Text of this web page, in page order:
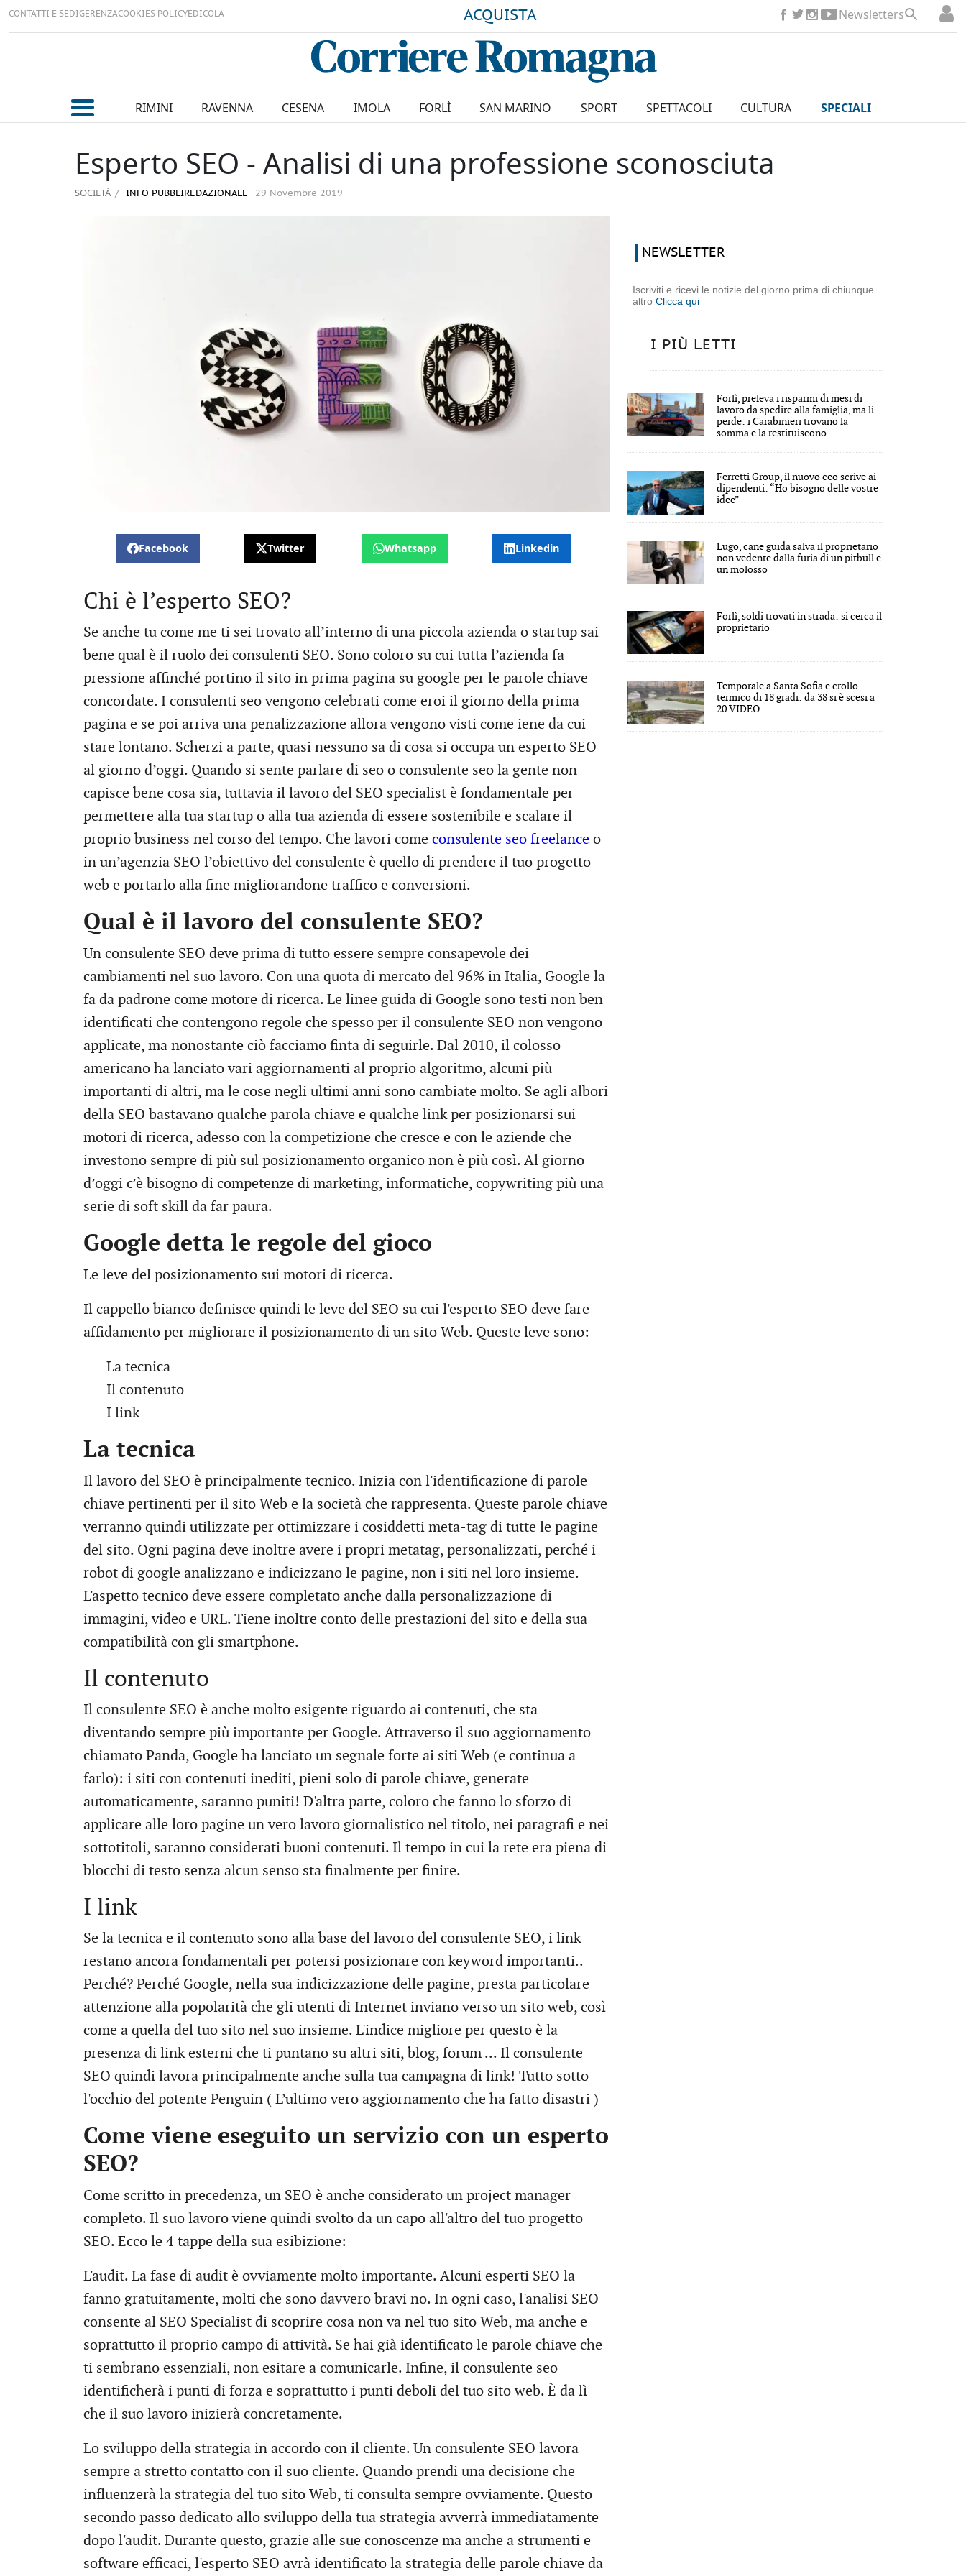
CONTATTI E SEDIGERENZACOOKIES POLICYEDICOLA ACQUISTA Newsletters
RIMINI RAVENNA CESENA IMOLA FORLÌ SAN MARINO SPORT SPETTACOLI CULTURA SPECIALI
Esperto SEO - Analisi di una professione sconosciuta
SOCIETÀ INFO PUBBLIREDAZIONALE 29 Novembre 2019
Facebook Twitter Whatsapp Linkedin
Chi è l’esperto SEO?
Se anche tu come me ti sei trovato all’interno di una piccola azienda o startup sai
bene qual è il ruolo dei consulenti SEO. Sono coloro su cui tutta l’azienda fa
pressione affinché portino il sito in prima pagina su google per le parole chiave
concordate. I consulenti seo vengono celebrati come eroi il giorno della prima
pagina e se poi arriva una penalizzazione allora vengono visti come iene da cui
stare lontano. Scherzi a parte, quasi nessuno sa di cosa si occupa un esperto SEO
al giorno d’oggi. Quando si sente parlare di seo o consulente seo la gente non
capisce bene cosa sia, tuttavia il lavoro del SEO specialist è fondamentale per
permettere alla tua startup o alla tua azienda di essere sostenibile e scalare il
proprio business nel corso del tempo. Che lavori come consulente seo freelance o
in un’agenzia SEO l’obiettivo del consulente è quello di prendere il tuo progetto
web e portarlo alla fine migliorandone traffico e conversioni.
Qual è il lavoro del consulente SEO?
Un consulente SEO deve prima di tutto essere sempre consapevole dei
cambiamenti nel suo lavoro. Con una quota di mercato del 96% in Italia, Google la
fa da padrone come motore di ricerca. Le linee guida di Google sono testi non ben
identificati che contengono regole che spesso per il consulente SEO non vengono
applicate, ma nonostante ciò facciamo finta di seguirle. Dal 2010, il colosso
americano ha lanciato vari aggiornamenti al proprio algoritmo, alcuni più
importanti di altri, ma le cose negli ultimi anni sono cambiate molto. Se agli albori
della SEO bastavano qualche parola chiave e qualche link per posizionarsi sui
motori di ricerca, adesso con la competizione che cresce e con le aziende che
investono sempre di più sul posizionamento organico non è più così. Al giorno
d’oggi c’è bisogno di competenze di marketing, informatiche, copywriting più una
serie di soft skill da far paura.
Google detta le regole del gioco
Le leve del posizionamento sui motori di ricerca.
Il cappello bianco definisce quindi le leve del SEO su cui l'esperto SEO deve fare
affidamento per migliorare il posizionamento di un sito Web. Queste leve sono:
La tecnica
Il contenuto
I link
La tecnica
Il lavoro del SEO è principalmente tecnico. Inizia con l'identificazione di parole
chiave pertinenti per il sito Web e la società che rappresenta. Queste parole chiave
verranno quindi utilizzate per ottimizzare i cosiddetti meta-tag di tutte le pagine
del sito. Ogni pagina deve inoltre avere i propri metatag, personalizzati, perché i
robot di google analizzano e indicizzano le pagine, non i siti nel loro insieme.
L'aspetto tecnico deve essere completato anche dalla personalizzazione di
immagini, video e URL. Tiene inoltre conto delle prestazioni del sito e della sua
compatibilità con gli smartphone.
Il contenuto
Il consulente SEO è anche molto esigente riguardo ai contenuti, che sta
diventando sempre più importante per Google. Attraverso il suo aggiornamento
chiamato Panda, Google ha lanciato un segnale forte ai siti Web (e continua a
farlo): i siti con contenuti inediti, pieni solo di parole chiave, generate
automaticamente, saranno puniti! D'altra parte, coloro che fanno lo sforzo di
applicare alle loro pagine un vero lavoro giornalistico nel titolo, nei paragrafi e nei
sottotitoli, saranno considerati buoni contenuti. Il tempo in cui la rete era piena di
blocchi di testo senza alcun senso sta finalmente per finire.
I link
Se la tecnica e il contenuto sono alla base del lavoro del consulente SEO, i link
restano ancora fondamentali per potersi posizionare con keyword importanti..
Perché? Perché Google, nella sua indicizzazione delle pagine, presta particolare
attenzione alla popolarità che gli utenti di Internet inviano verso un sito web, così
come a quella del tuo sito nel suo insieme. L'indice migliore per questo è la
presenza di link esterni che ti puntano su altri siti, blog, forum ... Il consulente
SEO quindi lavora principalmente anche sulla tua campagna di link! Tutto sotto
l'occhio del potente Penguin ( L’ultimo vero aggiornamento che ha fatto disastri )
Come viene eseguito un servizio con un esperto
SEO?
Come scritto in precedenza, un SEO è anche considerato un project manager
completo. Il suo lavoro viene quindi svolto da un capo all'altro del tuo progetto
SEO. Ecco le 4 tappe della sua esibizione:
L'audit. La fase di audit è ovviamente molto importante. Alcuni esperti SEO la
fanno gratuitamente, molti che sono davvero bravi no. In ogni caso, l'analisi SEO
consente al SEO Specialist di scoprire cosa non va nel tuo sito Web, ma anche e
soprattutto il proprio campo di attività. Se hai già identificato le parole chiave che
ti sembrano essenziali, non esitare a comunicarle. Infine, il consulente seo
identificherà i punti di forza e soprattutto i punti deboli del tuo sito web. È da lì
che il suo lavoro inizierà concretamente.
Lo sviluppo della strategia in accordo con il cliente. Un consulente SEO lavora
sempre a stretto contatto con il suo cliente. Quando prendi una decisione che
influenzerà la strategia del tuo sito Web, ti consulta sempre ovviamente. Questo
secondo passo dedicato allo sviluppo della tua strategia avverrà immediatamente
dopo l'audit. Durante questo, grazie alle sue conoscenze ma anche a strumenti e
software efficaci, l'esperto SEO avrà identificato la strategia delle parole chiave da
NEWSLETTER
Iscriviti e ricevi le notizie del giorno prima di chiunque
altroClicca qui
I PIÙ LETTI
Forlì, preleva i risparmi di mesi di
lavoro da spedire alla famiglia, ma li
perde: i Carabinieri trovano la
somma e la restituiscono
Ferretti Group, il nuovo ceo scrive ai
dipendenti: “Ho bisogno delle vostre
idee”
Lugo, cane guida salva il proprietario
non vedente dalla furia di un pitbull e
un molosso
Forlì, soldi trovati in strada: si cerca il
proprietario
Temporale a Santa Sofia e crollo
termico di 18 gradi: da 38 si è scesi a
20 VIDEO